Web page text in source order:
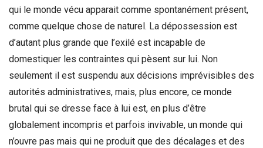
qui le monde vécu apparait comme spontanément présent,
comme quelque chose de naturel. La dépossession est
d’autant plus grande que l’exilé est incapable de
domestiquer les contraintes qui pèsent sur lui. Non
seulement il est suspendu aux décisions imprévisibles des
autorités administratives, mais, plus encore, ce monde
brutal qui se dresse face à lui est, en plus d’être
globalement incompris et parfois invivable, un monde qui
n’ouvre pas mais qui ne produit que des décalages et des